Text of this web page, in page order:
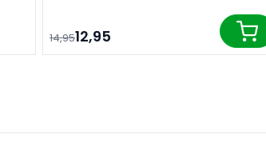
12,95
14,95 In